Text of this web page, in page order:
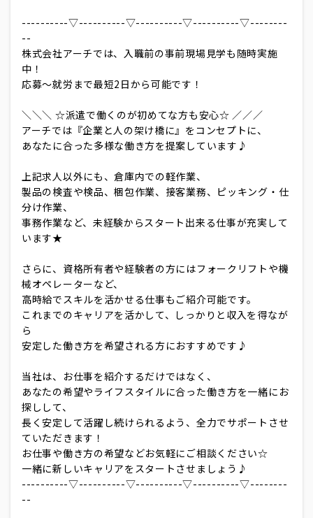
----------▽----------▽----------▽----------▽--------
--
株式会社アーチでは、入職前の事前現場見学も随時実施
中！
応募～就労まで最短2日から可能です！
＼＼＼ ☆派遣で働くのが初めてな方も安心☆ ／／／
アーチでは『企業と人の架け橋に』をコンセプトに、
あなたに合った多様な働き方を提案しています♪
上記求人以外にも、倉庫内での軽作業、
製品の検査や検品、梱包作業、接客業務、ピッキング・仕
分け作業、
事務作業など、未経験からスタート出来る仕事が充実して
います★
さらに、資格所有者や経験者の方にはフォークリフトや機
械オペレーターなど、
高時給でスキルを活かせる仕事もご紹介可能です。
これまでのキャリアを活かして、しっかりと収入を得なが
ら
安定した働き方を希望される方におすすめです♪
当社は、お仕事を紹介するだけではなく、
あなたの希望やライフスタイルに合った働き方を一緒にお
探しして、
長く安定して活躍し続けられるよう、全力でサポートさせ
ていただきます！
お仕事や働き方の希望などお気軽にご相談ください☆
一緒に新しいキャリアをスタートさせましょう♪
----------▽----------▽----------▽----------▽--------
--